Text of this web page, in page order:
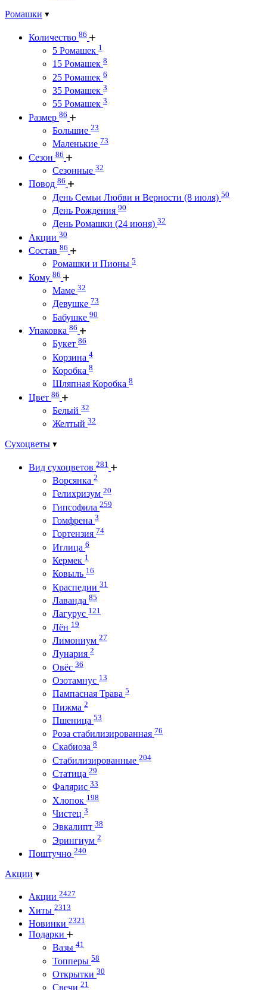
Ромашки
Количество 86
5 Ромашек 1
15 Ромашек 8
25 Ромашек 6
35 Ромашек 3
55 Ромашек 3
Размер 86
Большие 23
Маленькие 73
Сезон 86
Сезонные 32
Повод 86
День Семьи Любви и Верности (8 июля) 50
День Рождения 90
День Ромашки (24 июня) 32
Акции 30
Состав 86
Ромашки и Пионы 5
Кому 86
Маме 32
Девушке 73
Бабушке 90
Упаковка 86
Букет 86
Корзина 4
Коробка 8
Шляпная Коробка 8
Цвет 86
Белый 32
Желтый 32
Сухоцветы
Вид сухоцветов 281
Ворсянка 2
Гелихризум 20
Гипсофила 259
Гомфрена 3
Гортензия 74
Иглица 6
Кермек 1
Ковыль 16
Краспедии 31
Лаванда 85
Лагурус 121
Лён 19
Лимониум 27
Лунария 2
Овёс 36
Озотамнус 13
Пампасная Трава 5
Пижма 2
Пшеница 53
Роза стабилизированная 76
Скабиоза 8
Стабилизированные 204
Статица 29
Фалярис 33
Хлопок 198
Чистец 3
Эвкалипт 38
Эрингиум 2
Поштучно 240
Акции
Акции 2427
Хиты 2313
Новинки 2321
Подарки
Вазы 41
Топперы 58
Открытки 30
Свечи 21